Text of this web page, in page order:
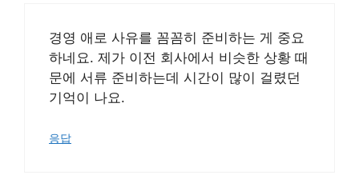
경영 애로 사유를 꼼꼼히 준비하는 게 중요
하네요. 제가 이전 회사에서 비슷한 상황 때
문에 서류 준비하는데 시간이 많이 걸렸던
기억이 나요.
응답